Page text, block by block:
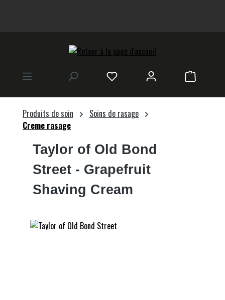
Le
Produits de soin
Soins de rasage
Creme rasage
Taylor of Old Bond
Street - Grapefruit
Shaving Cream